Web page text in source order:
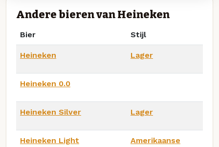
Andere bieren van Heineken
Bier Stijl
Heineken Lager
Heineken 0.0
Heineken Silver Lager
Heineken Light
Amerikaanse